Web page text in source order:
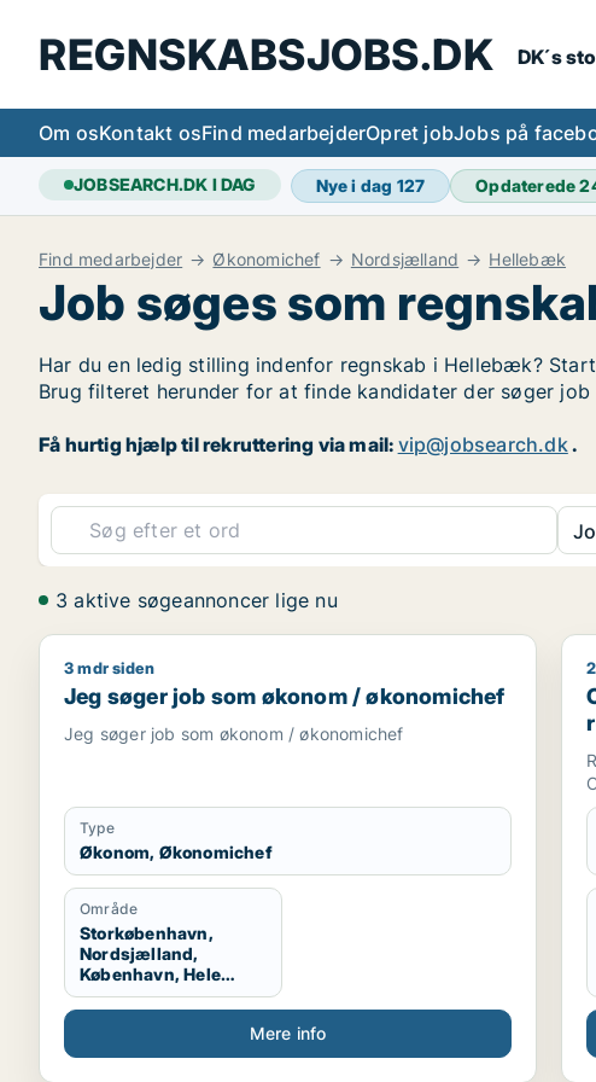
REGNSKABSJOBS.DK DK´s
Om osKontakt osFind medarbejderOpret jobJobs på
JOBSEARCH.DK I DAG Nye i dag 127 Opdaterede
Find medarbejder Økonomichef Nordsjælland Hellebæk
Job søges som
Har du en ledig stilling indenfor regnskab i Hellebæk?
Brug filteret herunder for at finde kandidater der søger
Få hurtig hjælp til rekruttering via mail: vip@jobsearch.dk.
3 aktive søgeannoncer lige nu
Jeg søger job som økonom / økonomichef
3 mdr siden
Jeg søger job som økonom / økonomichef
Jeg søger job som økonom / økonomichef
Type
Økonom, Økonomichef
Område
Storkøbenhavn,
Nordsjælland,
København, Hele
Danmark
Mere info